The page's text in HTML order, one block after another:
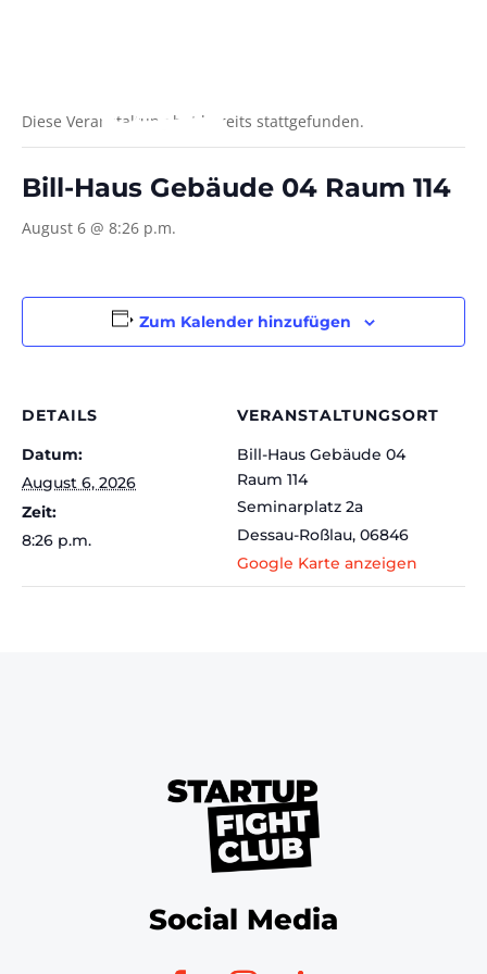
Diese Veranstaltung hat bereits stattgefunden.
Bill-Haus Gebäude 04 Raum 114
August 6 @ 8:26 p.m.
Zum Kalender hinzufügen
DETAILS
Datum:
August 6, 2026
Zeit:
8:26 p.m.
VERANSTALTUNGSORT
Bill-Haus Gebäude 04
Raum 114
Seminarplatz 2a
Dessau-Roßlau, 06846
Google Karte anzeigen
Social Media